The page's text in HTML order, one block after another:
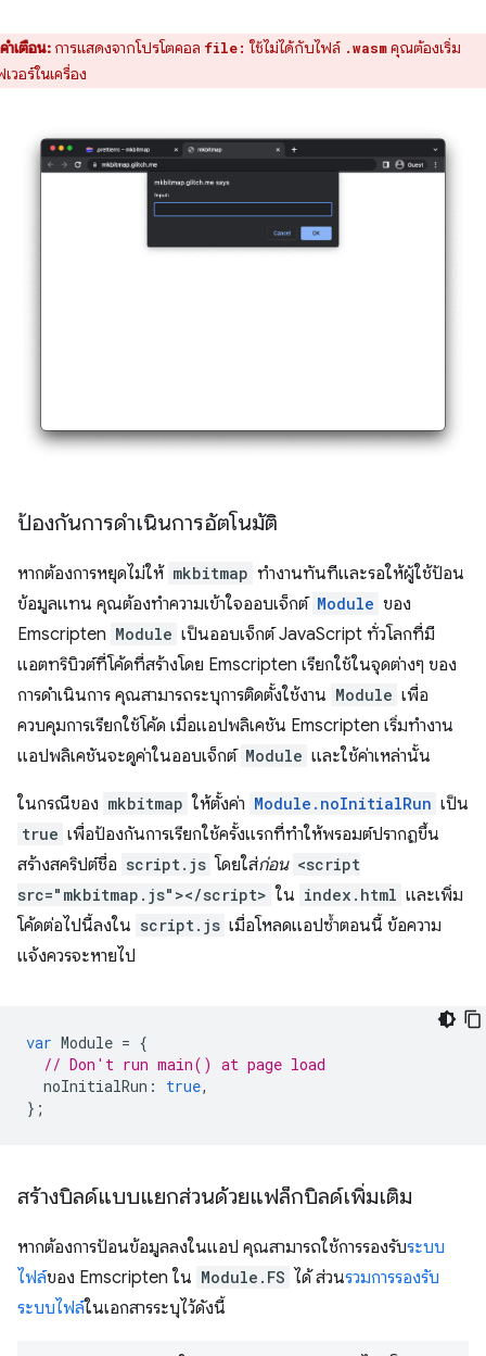
คำเตือน: การแสดงจากโปรโตคอล file: ใช้ไม่ได้กับไฟล์ .wasmคุณต้องเริ่ม
เวอร์ในเครื่อง
ป้องกันการดำเนินการอัตโนมัติ
หากต้องการหยุดไม่ให้ mkbitmap ทำงานทันทีและรอให้ผู้ใช้ป้อน
ข้อมูลแทน คุณต้องทำความเข้าใจออบเจ็กต์ Module ของ
Emscripten Module เป็นออบเจ็กต์ JavaScript ทั่วโลกที่มี
แอตทริบิวต์ที่โค้ดที่สร้างโดย Emscripten เรียกใช้ในจุดต่างๆ ของ
การดำเนินการ คุณสามารถระบุการติดตั้งใช้งาน Module เพื่อ
ควบคุมการเรียกใช้โค้ด เมื่อแอปพลิเคชัน Emscripten เริ่มทำงาน
แอปพลิเคชันจะดูค่าในออบเจ็กต์ Module และใช้ค่าเหล่านั้น
ในกรณีของ mkbitmap ให้ตั้งค่า Module.noInitialRun เป็น
true เพื่อป้องกันการเรียกใช้ครั้งแรกที่ทำให้พรอมต์ปรากฏขึ้น
สร้างสคริปต์ชื่อ script.js โดยใส่ก่อน <script
src="mkbitmap.js"></script> ใน index.html และเพิ่ม
โค้ดต่อไปนี้ลงใน script.js เมื่อโหลดแอปซ้ำตอนนี้ ข้อความ
แจ้งควรจะหายไป
var Module = {
// Don't run main() at page load
noInitialRun : true,
};
สร้างบิลด์แบบแยกส่วนด้วยแฟล็กบิลด์เพิ่มเติม
หากต้องการป้อนข้อมูลลงในแอป คุณสามารถใช้การรองรับระบบ
ไฟล์ของ Emscripten ใน Module.FS ได้ ส่วนรวมการรองรับ
ระบบไฟล์ในเอกสารระบุไว้ดังนี้